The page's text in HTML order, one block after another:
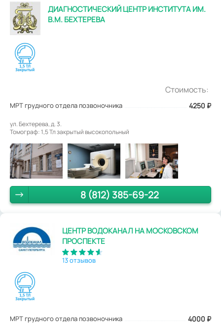
ДИАГНОСТИЧЕСКИЙ ЦЕНТР ИНСТИТУТА ИМ.
В.М. БЕХТЕРЕВА
Стоимость:
МРТ грудного отдела позвоночника 4250 ₽
ул. Бехтерева, д. 3.
Томограф: 1,5 Тл закрытый высокопольный
8 (812) 385-69-22
ЦЕНТР ВОДОКАНАЛ НА МОСКОВСКОМ
ПРОСПЕКТЕ
13 отзывов
МРТ грудного отдела позвоночника 4000 ₽